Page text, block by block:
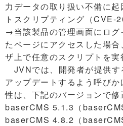
力データの取り扱い不備に
トスクリプティング（CVE-
→当該製品の管理画面にログ
たページにアクセスした場
ザ上で任意のスクリプトを実
JVNでは、開発者が提供す
アップデートするよう呼び
性は、下記のバージョンで修
baserCMS 5.1.3（
baserCMS 4.8.2（